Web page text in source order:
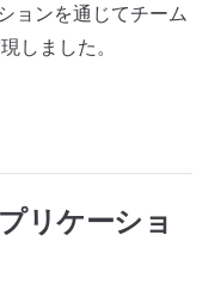
ョンを通じてチーム
しました。
リケーショ